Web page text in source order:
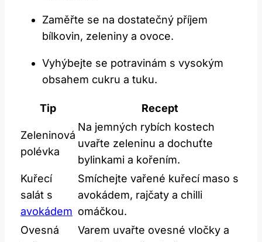
Zaměřte se na dostatečný příjem
bílkovin, zeleniny a ovoce.
Vyhýbejte se potravinám s vysokým
⁢obsahem‍ cukru a tuku.
Tip Recept
Zeleninová
polévka
Na jemných rybích kostech
uvařte zeleninu a dochuťte
bylinkami a kořením.
Kuřecí
salát ⁢s
avokádem
Smíchejte vařené kuřecí maso s
avokádem, rajčaty a chilli
omáčkou.
Ovesná
Varem uvařte ovesné vločky a